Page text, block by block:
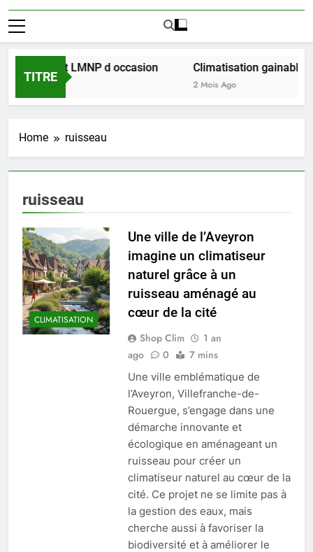
TITRE
l achat LMNP d occasion Climatisation gainable
2 Mois Ago
Home ruisseau
ruisseau
CLIMATISATION
Une ville de l’Aveyron
imagine un climatiseur
naturel grâce à un
ruisseau aménagé au
cœur de la cité
Shop Clim
1 an
ago
0 7 mins
Une ville emblématique de
l’Aveyron, Villefranche-de-
Rouergue, s’engage dans une
démarche innovante et
écologique en aménageant un
ruisseau pour créer un
climatiseur naturel au cœur de la
cité. Ce projet ne se limite pas à
la gestion des eaux, mais
cherche aussi à favoriser la
biodiversité et à améliorer le